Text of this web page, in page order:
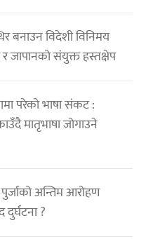
बनाउन विदेशी विनिमय
जापानको संयुक्त हस्तक्षेप
परेको भाषा संकट :
मातृभाषा जोगाउने
अन्तिम आरोहण
?